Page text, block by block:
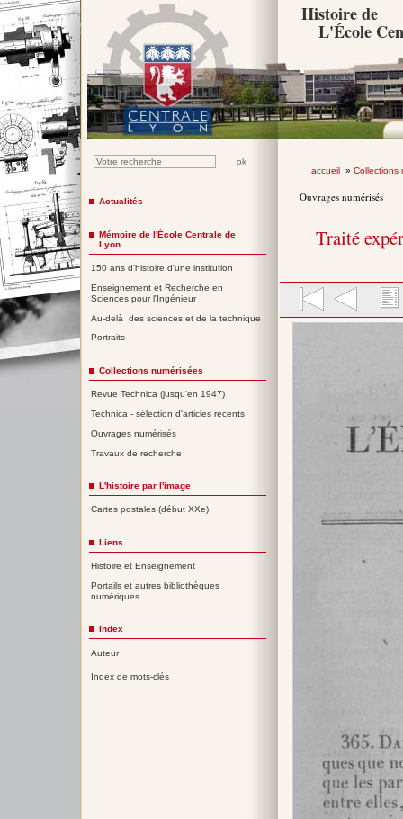
Histoire de
L'École
accueil» Collections
Ouvrages numérisés
Traité
Actualités
Mémoire de l'École Centrale de
Lyon
150 ans d'histoire d'une institution
Enseignement et Recherche en
Sciences pour l'Ingénieur
Au-delà des sciences et de la technique
Portraits
Collections numérisées
Revue Technica (jusqu'en 1947)
Technica - sélection d'articles récents
Ouvrages numérisés
Travaux de recherche
L'histoire par l'image
Cartes postales (début XXe)
Liens
Histoire et Enseignement
Portails et autres bibliothèques
numériques
Index
Auteur
Index de mots-clés